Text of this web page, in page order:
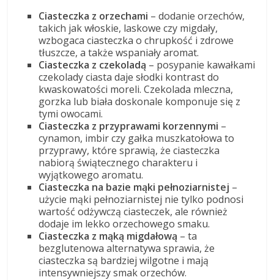
Ciasteczka z orzechami – dodanie orzechów,
takich jak włoskie, laskowe czy migdały,
wzbogaca ciasteczka o chrupkość i zdrowe
tłuszcze, a także wspaniały aromat.
Ciasteczka z czekoladą – posypanie kawałkami
czekolady ciasta daje słodki kontrast do
kwaskowatości moreli. Czekolada mleczna,
gorzka lub biała doskonale komponuje się z
tymi owocami.
Ciasteczka z przyprawami korzennymi –
cynamon, imbir czy gałka muszkatołowa to
przyprawy, które sprawią, że ciasteczka
nabiorą świątecznego charakteru i
wyjątkowego aromatu.
Ciasteczka na bazie mąki pełnoziarnistej –
użycie mąki pełnoziarnistej nie tylko podnosi
wartość odżywczą ciasteczek, ale również
dodaje im lekko orzechowego smaku.
Ciasteczka z mąką migdałową – ta
bezglutenowa alternatywa sprawia, że
ciasteczka są bardziej wilgotne i mają
intensywniejszy smak orzechów.